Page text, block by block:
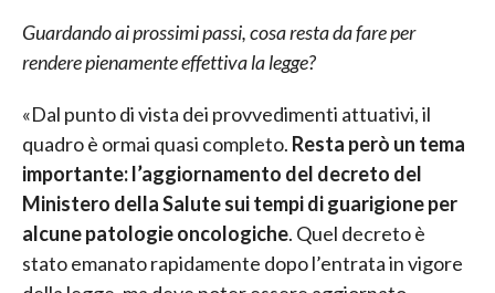
Guardando ai prossimi passi, cosa resta da fare per
rendere pienamente effettiva la legge?
«Dal punto di vista dei provvedimenti attuativi, il
quadro è ormai quasi completo. Resta però un tema
importante: l’aggiornamento del decreto del
Ministero della Salute sui tempi di guarigione per
alcune patologie oncologiche. Quel decreto è
stato emanato rapidamente dopo l’entrata in vigore